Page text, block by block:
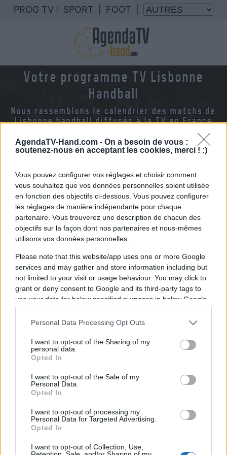
AgendaTV-Hand.com - On a besoin de vous :
soutenez-nous en acceptant les cookies, merci ! :)
Vous pouvez configurer vos réglages et choisir comment
vous souhaitez que vos données personnelles soient utilisée
en fonction des objectifs ci-dessous. Vous pouvez configurer
les réglages de manière indépendante pour chaque
partenaire. Vous trouverez une description de chacun des
objectifs sur la façon dont nos partenaires et nous-mêmes
utilisons vos données personnelles.
Please note that this website/app uses one or more Google
services and may gather and store information including but
not limited to your visit or usage behaviour. You may click to
grant or deny consent to Google and its third-party tags to
use your data for below specified purposes in below Google
consent section.
Personal Data Processing Opt Outs
I want to opt-out of the Sharing of my
personal data.
Opted In
I want to opt-out of the Sale of my
Personal Data.
Opted In
I want to opt-out of processing my
Personal Data for Targeted Advertising.
Opted In
I want to opt-out of Collection, Use,
PROG TV : SPORT FOOT
Votre programme TV Lisbonne
Handball
Nous rassemblons le calendrier des matchs de
Lisbonne handball diffusés à la TV en France
Vous trouverez ci-dessous la liste des futurs
matchs diffusés à la télévision en France de
l'équipeLisbonne
Il n'y a pas de diffusions de matchs de la team
Lisbonneannoncées à la télévision pour le
moment. Nous mettrons cette page à jour dès